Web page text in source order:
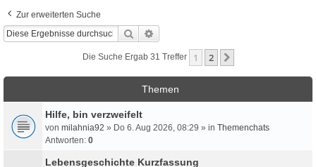
Zur erweiterten Suche
Suche
Die Suche Ergab 31 Treffer 1 2
Themen
Hilfe, bin verzweifelt
von milahnia92 » Do 6. Aug 2026, 08:29 » in Themenchats
Antworten: 0
Lebensgeschichte Kurzfassung